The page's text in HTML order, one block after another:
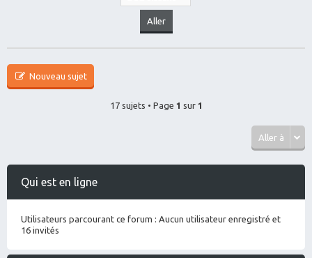
Nouveau sujet
17 sujets • Page 1 sur 1
Aller à
Qui est en ligne
Utilisateurs parcourant ce forum : Aucun utilisateur enregistré et
16 invités